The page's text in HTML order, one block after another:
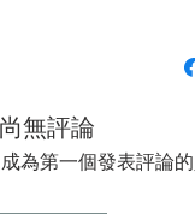
尚無評論
為第一個發表評論的